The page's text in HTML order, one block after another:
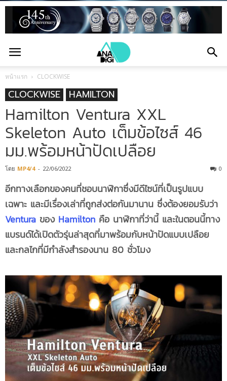
หน้าแรก CLOCKWISE
CLOCKWISE HAMILTON
Hamilton Ventura XXL
Skeleton Auto เต็มข้อไซส์ 46
มม.พร้อมหน้าปัดเปลือย
โดย MP4/4 - 22/06/2022 0
อีกทางเลือกของคนที่ชอบนาฬิกาซึ่งมีดีไซน์ที่เป็นรูปแบบ
เฉพาะ และมีเรื่องเล่าที่ถูกส่งต่อกันมานาน ซึ่งต้องยอมรับว่า
Ventura ของ Hamilton คือ นาฬิกาที่ว่านี้ และในตอนนี้ทาง
แบรนด์ได้เปิดตัวรุ่นล่าสุดที่มาพร้อมกับหน้าปัดแบบเปลือย
และกลไกที่มีกำลังสำรองนาน 80 ชั่วโมง